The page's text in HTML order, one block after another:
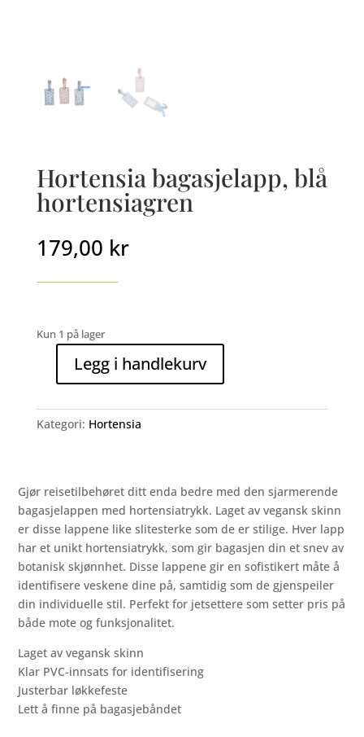
Hortensia bagasjelapp, blå
hortensiagren
179,00 kr
Kun 1 på lager
Hortensia
blå
hortensiagren
Legg i handlekurv
Kategori: Hortensia
Gjør reisetilbehøret ditt enda bedre med den sjarmerende
bagasjelappen med hortensiatrykk. Laget av vegansk skinn
er disse lappene like slitesterke som de er stilige. Hver lapp
har et unikt hortensiatrykk, som gir bagasjen din et snev av
botanisk skjønnhet. Disse lappene gir en sofistikert måte å
identifisere veskene dine på, samtidig som de gjenspeiler
din individuelle stil. Perfekt for jetsettere som setter pris på
både mote og funksjonalitet.
Laget av vegansk skinn
Klar PVC-innsats for identifisering
Justerbar løkkefeste
Lett å finne på bagasjebåndet